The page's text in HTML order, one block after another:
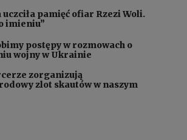
uczciła pamięć ofiar Rzezi Woli.
imieniu”
postępy w rozmowach o
wojny w Ukrainie
zorganizują
zlot skautów w naszym